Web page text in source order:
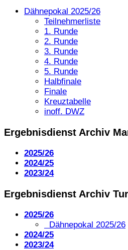
Dähnepokal 2025/26
Teilnehmerliste
1. Runde
2. Runde
3. Runde
4. Runde
5. Runde
Halbfinale
Finale
Kreuztabelle
inoff. DWZ
Ergebnisdienst Archiv
2025/26
2024/25
2023/24
Ergebnisdienst Archiv
2025/26
Dähnepokal 2025/26
2024/25
2023/24